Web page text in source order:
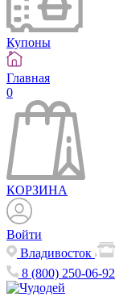
Купоны
Главная
0
КОРЗИНА
Войти
Владивосток
8 (800) 250-06-92